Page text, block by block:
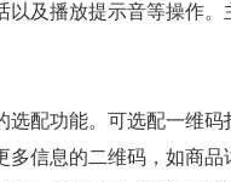
及播放提示音等操作
功能。可选配一维码
信息的二维码，如商品